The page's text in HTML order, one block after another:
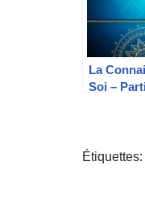
La
Soi –
Étiquettes: